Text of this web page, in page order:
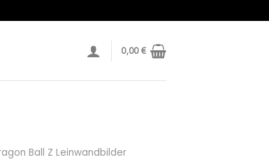
0,00€
Ball Z Leinwandbilder